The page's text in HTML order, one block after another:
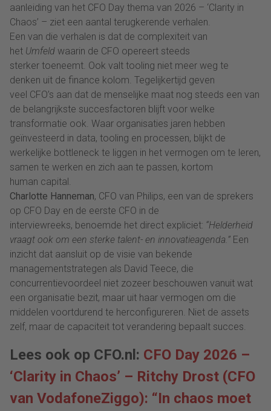
aanleiding van het CFO Day thema van 2026 – ‘Clarity in
Chaos’ – ziet een aantal terugkerende verhalen.
Een van die verhalen is dat de complexiteit van
het Umfeld waarin de CFO opereert steeds
sterker toeneemt. Ook valt tooling niet meer weg te
denken uit de finance kolom. Tegelijkertijd geven
veel CFO’s aan dat de menselijke maat nog steeds een van
de belangrijkste succesfactoren blijft voor welke
transformatie ook. Waar organisaties jaren hebben
geïnvesteerd in data, tooling en processen, blijkt de
werkelijke bottleneck te liggen in het vermogen om te leren,
samen te werken en zich aan te passen, kortom
human capital.
Charlotte Hanneman, CFO van Philips, een van de sprekers
op CFO Day en de eerste CFO in de
interviewreeks, benoemde het direct expliciet: “Helderheid
vraagt ook om een sterke talent- en innovatieagenda.” Een
inzicht dat aansluit op de visie van bekende
managementstrategen als David Teece, die
concurrentievoordeel niet zozeer beschouwen vanuit wat
een organisatie bezit, maar uit haar vermogen om die
middelen voortdurend te herconfigureren. Niet de assets
zelf, maar de capaciteit tot verandering bepaalt succes.
Lees ook op CFO.nl: CFO Day 2026 –
‘Clarity in Chaos’ – Ritchy Drost (CFO
van VodafoneZiggo): “In chaos moet